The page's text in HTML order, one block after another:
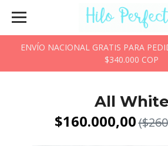
ENVÍO NACIONAL GRATIS PARA
$340.000 COP
All White
$160.000,00